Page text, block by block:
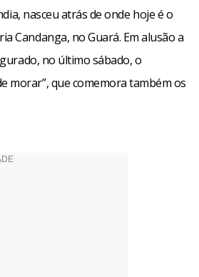
nasceu atrás de onde hoje é o
Candanga, no Guará. Em alusão a
no último sábado, o
morar”, que comemora também os